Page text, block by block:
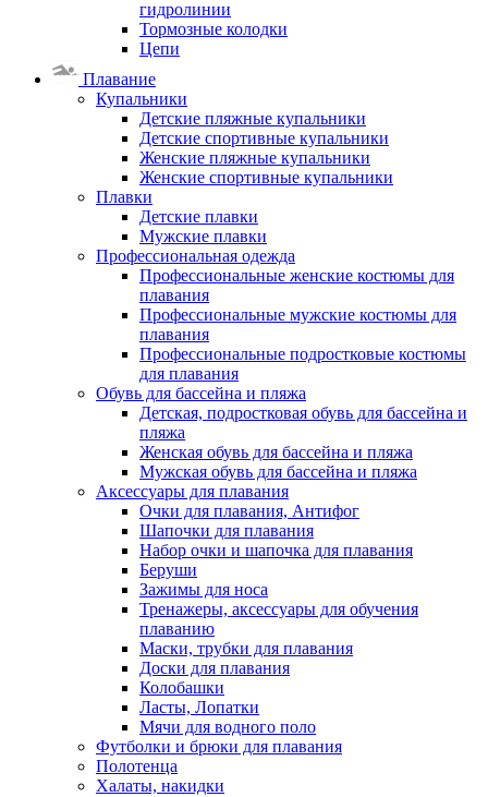
гидролинии
Тормозные колодки
Цепи
Плавание
Купальники
Детские пляжные купальники
Детские спортивные купальники
Женские пляжные купальники
Женские спортивные купальники
Плавки
Детские плавки
Мужские плавки
Профессиональная одежда
Профессиональные женские костюмы для
плавания
Профессиональные мужские костюмы для
плавания
Профессиональные подростковые костюмы
для плавания
Обувь для бассейна и пляжа
Детская, подростковая обувь для бассейна и
пляжа
Женская обувь для бассейна и пляжа
Мужская обувь для бассейна и пляжа
Аксессуары для плавания
Очки для плавания, Антифог
Шапочки для плавания
Набор очки и шапочка для плавания
Беруши
Зажимы для носа
Тренажеры, аксессуары для обучения
плаванию
Маски, трубки для плавания
Доски для плавания
Колобашки
Ласты, Лопатки
Мячи для водного поло
Футболки и брюки для плавания
Полотенца
Халаты, накидки